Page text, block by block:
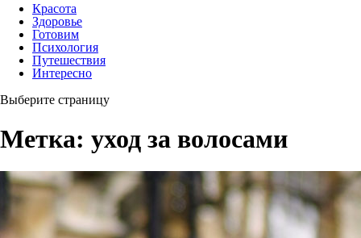
Красота
Здоровье
Готовим
Психология
Путешествия
Интересно
Выберите страницу
Метка: уход за волосами